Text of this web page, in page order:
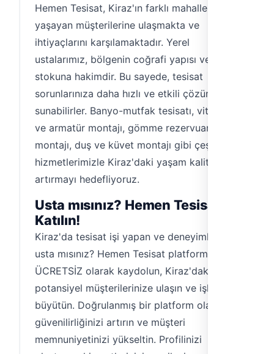
Hemen Tesisat, Kiraz'ın farklı mahallelerinde
yaşayan müşterilerine ulaşmakta ve
ihtiyaçlarını karşılamaktadır. Yerel
ustalarımız, bölgenin coğrafi yapısı ve yapı
stokuna hakimdir. Bu sayede, tesisat
sorunlarınıza daha hızlı ve etkili çözümler
sunabilirler. Banyo-mutfak tesisatı, vitrifiye
ve armatür montajı, gömme rezervuar
montajı, duş ve küvet montajı gibi çeşitli
hizmetlerimizle Kiraz'daki yaşam kalitenizi
artırmayı hedefliyoruz.
Usta mısınız? Hemen Tesisat'a
Katılın!
Kiraz'da tesisat işi yapan ve deneyimli bir
usta mısınız? Hemen Tesisat platformumuza
ÜCRETSİZ olarak kaydolun, Kiraz'daki
potansiyel müşterilerinize ulaşın ve işlerinizi
büyütün. Doğrulanmış bir platform olarak,
güvenilirliğinizi artırın ve müşteri
memnuniyetinizi yükseltin. Profilinizi